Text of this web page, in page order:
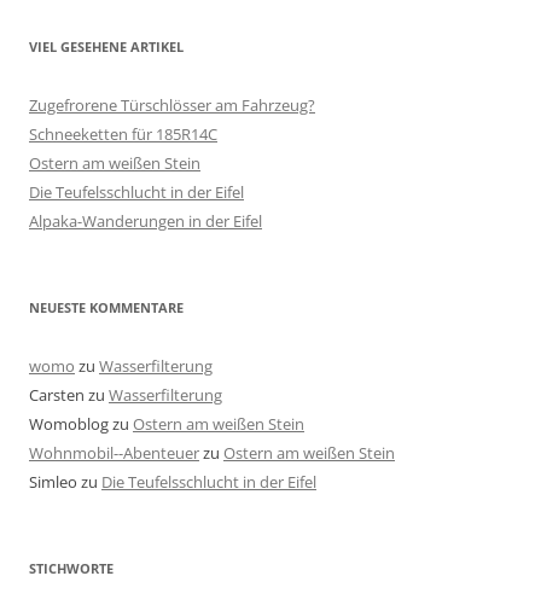
VIEL GESEHENE ARTIKEL
Zugefrorene Türschlösser am Fahrzeug?
Schneeketten für 185R14C
Ostern am weißen Stein
Die Teufelsschlucht in der Eifel
Alpaka-Wanderungen in der Eifel
NEUESTE KOMMENTARE
womo zu Wasserfilterung
Carsten zu Wasserfilterung
Womoblogzu Ostern am weißen Stein
Wohnmobil--Abenteuerzu Ostern am weißen Stein
Simleo zu Die Teufelsschlucht in der Eifel
STICHWORTE